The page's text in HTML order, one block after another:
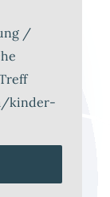
/
kinder-